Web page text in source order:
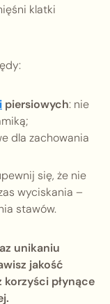
klatki
piersiowych: nie
dla zachowania
się, że nie
wyciskania –
stawów.
unikaniu
jakość
płynące